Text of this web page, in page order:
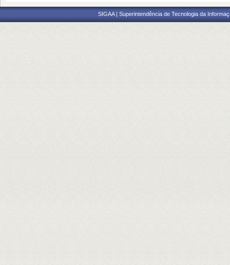
SIGAA | Superintendência de Tecnologia da